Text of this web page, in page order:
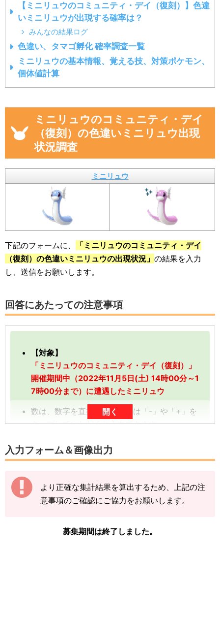
【ミニリュウのコミュニティ・デイ（復刻）】色違
いミニリュウが出現する確率は？
みんなの結果ログ
色違い、タマゴ孵化 確率調査一覧
ミニリュウの基本情報、覚える技、対策ポケモン、
個体値計算
ミニリュウのコミュニティ・デイ
（復刻）の色違いミニリュウ出現
状況調査
ミニリュウ
下記のフォームに、
「ミニリュウのコミュニティ・デイ
（復刻）の色違いミニリュウの出現状況」 の結果を入力
し、送信をお願いします。
回答にあたっての注意事項
【対象】
「ミニリュウのコミュニティ・デイ（復刻）」
開催期間中（2022年11月5日(土) 14時00分～1
7時00分まで）に遭遇したミニリュウ
数は、数字を直接入力、または「-」や「+」を
タップしていただくと入力できます。
数字は、前回の入力内容に追加分を加算する形
（累計数）で入力をお願いします。
途中結果が3匹→まずは「3」で送信
その後の結果が2匹→前回入力した「3」に「+
下記の情報を入力し、 「結果を送信する」をタ
開く
入力フォーム＆画像出力
より正確な集計結果を算出するため、上記の注
意事項のご確認にご協力をお願いします。
募集期間は終了しました。